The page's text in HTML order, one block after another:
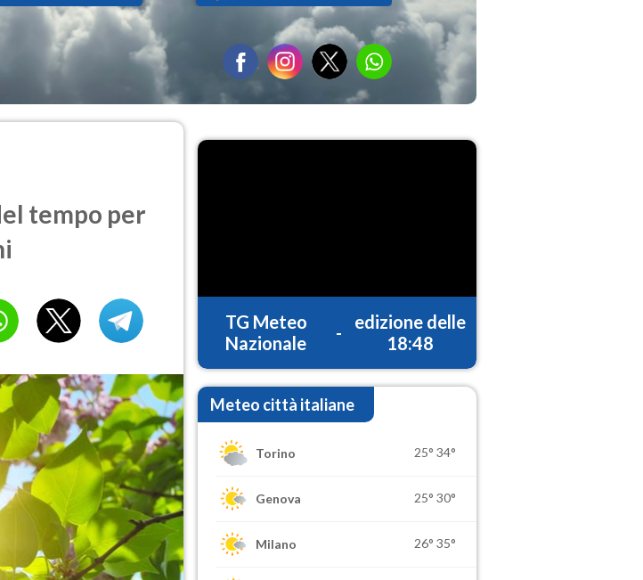
tempo per
TG Meteo
Nazionale
-
edizione delle
18:48
Meteo città italiane
Torino 25° 34°
Genova 25° 30°
Milano 26° 35°